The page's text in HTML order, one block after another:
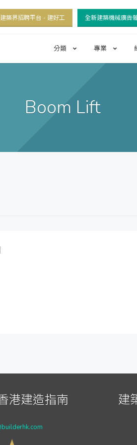
建築界招聘平台 - 建好工 全新建築機械廣告
分類 專業
Boom Lift
港建造指南 建